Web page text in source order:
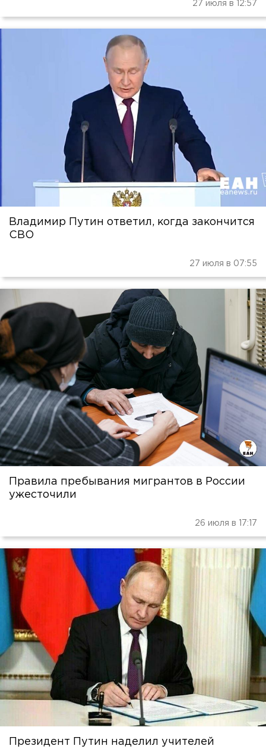
27 июля в 12:57
Владимир Путин ответил, когда закончится
СВО
27 июля в 07:55
Правила пребывания мигрантов в России
ужесточили
26 июля в 17:17
Президент Путин наделил учителей